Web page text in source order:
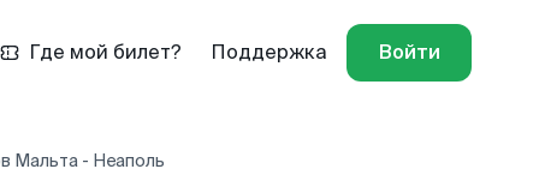
Где мой билет? Поддержка Войти
Мальта - Неаполь